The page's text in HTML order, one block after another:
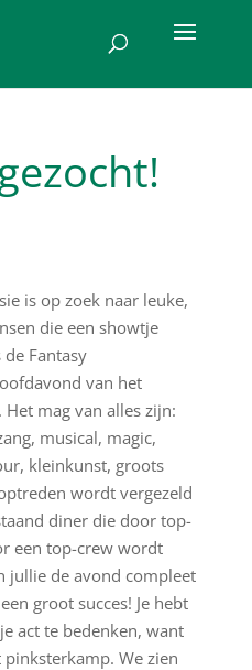
is op zoek naar leuke,
die een showtje
Fantasy
van het
Het mag van alles zijn:
musical, magic,
kleinkunst, groots
wordt vergezeld
diner die door top-
een top-crew wordt
jullie de avond compleet
groot succes! Je hebt
act te bedenken, want
We zien